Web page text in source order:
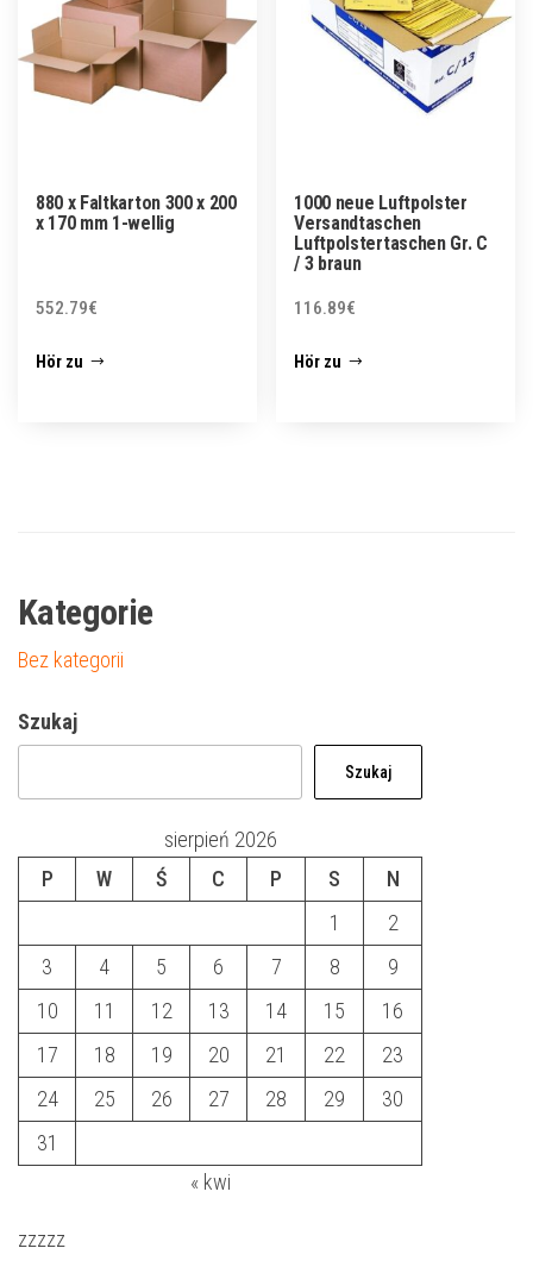
880 x Faltkarton 300 x 200
x 170 mm 1-wellig
552.79€
Hör zu
1000 neue Luftpolster
Versandtaschen
Luftpolstertaschen Gr. C
/ 3 braun
116.89€
Hör zu
Kategorie
Bez kategorii
Szukaj
Szukaj
sierpień 2026
P
W Ś C P S
N
1
2
3
4 5 6 7 8
9
10
11 12 13 14 15
16
17
18 19 20 21 22
23
24
25 26 27 28 29
30
31
« kwi
zzzzz